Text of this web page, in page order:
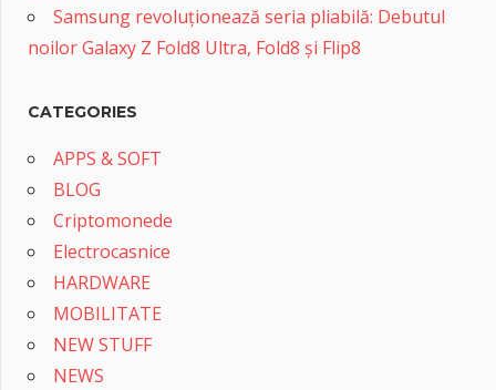
Samsung revoluționează seria pliabilă: Debutul
noilor Galaxy Z Fold8 Ultra, Fold8 și Flip8
CATEGORIES
APPS & SOFT
BLOG
Criptomonede
Electrocasnice
HARDWARE
MOBILITATE
NEW STUFF
NEWS